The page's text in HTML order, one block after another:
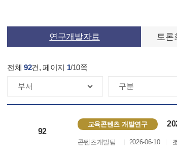
연구개발자료 토론
전체 92건, 페이지 1/10쪽
92
교육콘텐츠 개발연구
콘텐츠개발팀 2026-06-10